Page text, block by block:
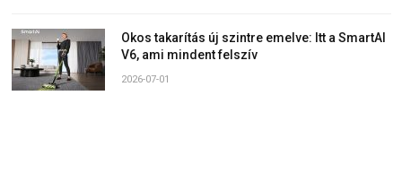
Okos takarítás új szintre emelve: Itt a SmartAI
V6, ami mindent felszív
2026-07-01